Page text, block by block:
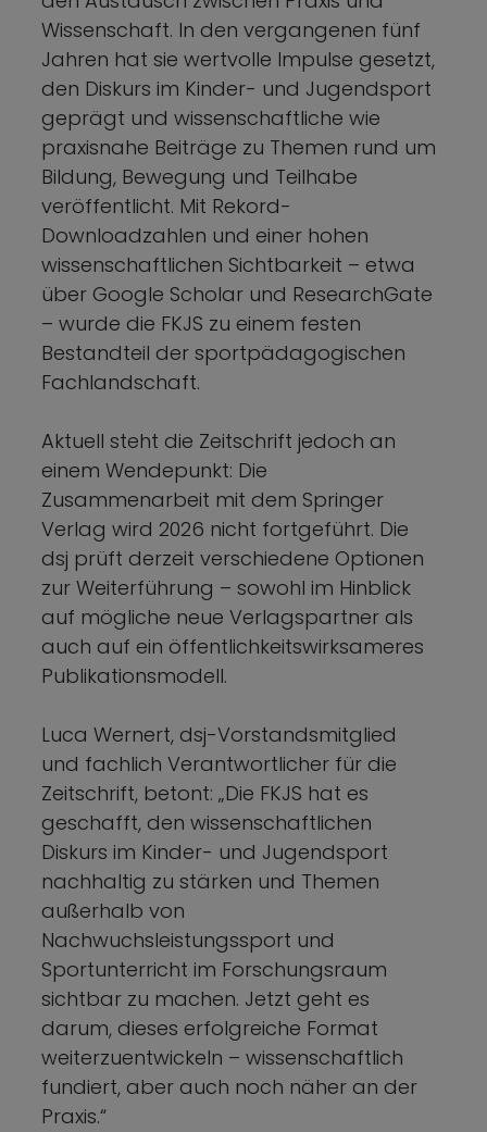
Wissenschaft. In den vergangenen fünf
Jahren hat sie wertvolle Impulse gesetzt,
den Diskurs im Kinder- und Jugendsport
geprägt und wissenschaftliche wie
praxisnahe Beiträge zu Themen rund um
Bildung, Bewegung und Teilhabe
veröffentlicht. Mit Rekord-
Downloadzahlen und einer hohen
wissenschaftlichen Sichtbarkeit – etwa
über Google Scholar und ResearchGate
– wurde die FKJS zu einem festen
Bestandteil der sportpädagogischen
Fachlandschaft.
Aktuell steht die Zeitschrift jedoch an
einem Wendepunkt: Die
Zusammenarbeit mit dem Springer
Verlag wird 2026 nicht fortgeführt. Die
dsj prüft derzeit verschiedene Optionen
zur Weiterführung – sowohl im Hinblick
auf mögliche neue Verlagspartner als
auch auf ein öffentlichkeitswirksameres
Publikationsmodell.
Luca Wernert, dsj-Vorstandsmitglied
und fachlich Verantwortlicher für die
Zeitschrift, betont: „Die FKJS hat es
geschafft, den wissenschaftlichen
Diskurs im Kinder- und Jugendsport
nachhaltig zu stärken und Themen
außerhalb von
Nachwuchsleistungssport und
Sportunterricht im Forschungsraum
sichtbar zu machen. Jetzt geht es
darum, dieses erfolgreiche Format
weiterzuentwickeln – wissenschaftlich
fundiert, aber auch noch näher an der
Praxis.“